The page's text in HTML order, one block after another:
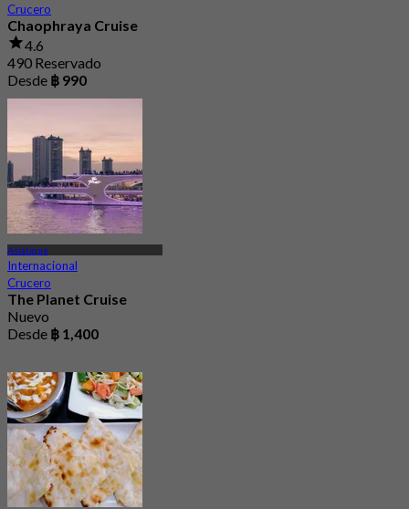
Crucero
Chaophraya Cruise
4.6
490 Reservado
Desde ฿ 990
Asiatique
Internacional
Crucero
The Planet Cruise
Nuevo
Desde ฿ 1,400